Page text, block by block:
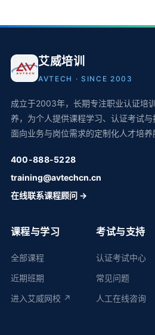
艾威培训
AVTECH · SINCE 2003
成立于2003年，长期专注职业认证培
养，为个人提供课程学习、认证考试
面向业务与岗位需求的定制化人才培养
400-888-5228
training@avtechcn.cn
在线联系课程顾问 →
课程与学习
全部课程
近期班期
进入艾威网校 ↗
考试与支持
认证考试中心
常见问题
人工在线咨询